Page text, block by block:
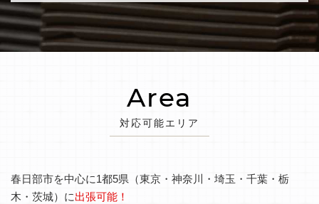
Area
対応可能エリア
春日部市を中心に1都5県（東京・神奈川・埼玉・千葉・栃
木・茨城）に出張可能！